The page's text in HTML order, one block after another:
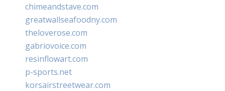
chimeandstave.com
greatwallseafoodny.com
theloverose.com
gabriovoice.com
resinflowart.com
p-sports.net
korsairstreetwear.com